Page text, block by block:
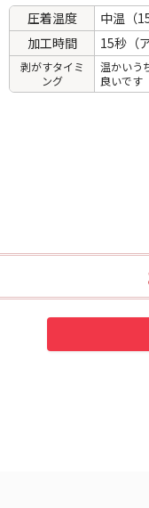
圧着温度
中温（
加工時間
15秒（
剥がすタイミ
ング
温かいう
良いです